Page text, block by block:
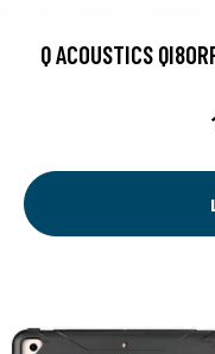
Q ACOUSTICS